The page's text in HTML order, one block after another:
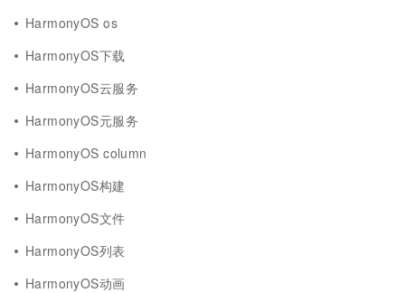
HarmonyOS os
HarmonyOS下载
HarmonyOS云服务
HarmonyOS元服务
HarmonyOS column
HarmonyOS构建
HarmonyOS文件
HarmonyOS列表
HarmonyOS动画